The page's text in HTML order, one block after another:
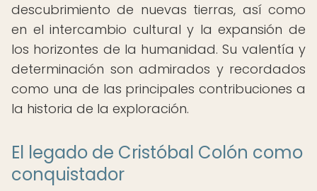
descubrimiento de nuevas tierras, así como
en el intercambio cultural y la expansión de
los horizontes de la humanidad. Su valentía y
determinación son admirados y recordados
como una de las principales contribuciones a
la historia de la exploración.
El legado de Cristóbal Colón como
conquistador